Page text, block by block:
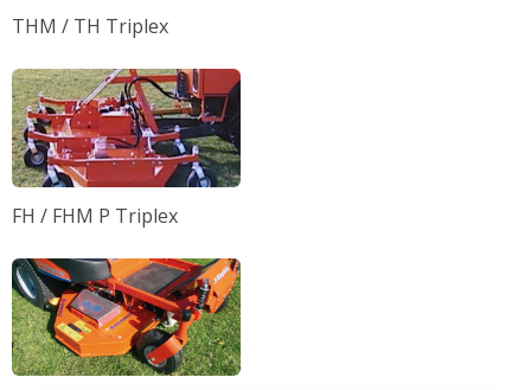
THM / TH Triplex
FH / FHM P Triplex